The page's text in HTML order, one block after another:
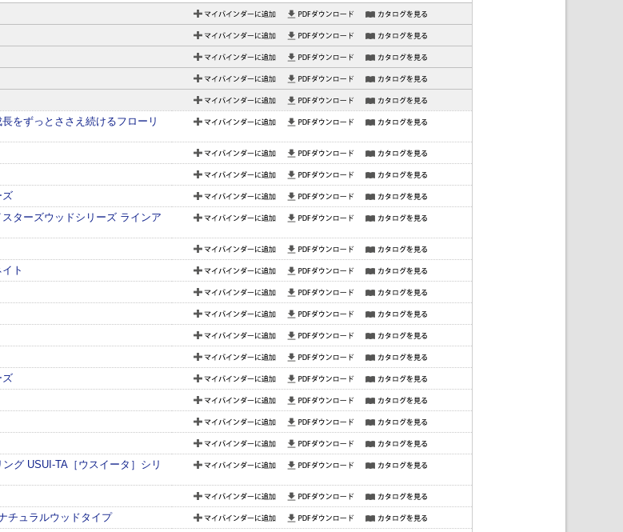
をずっとささえ続けるフローリ
ズ
ターズウッドシリーズ ラインア
ト
ズ
グ USUI-TA［ウスイータ］シリ
チュラルウッドタイプ